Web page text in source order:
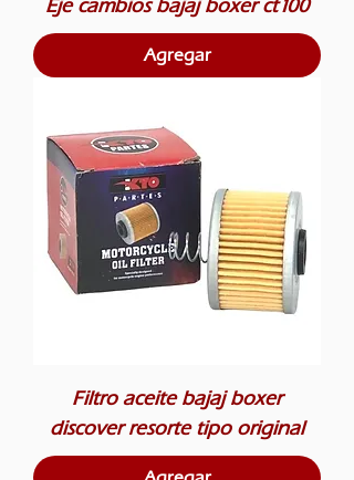
Eje cambios bajaj boxer ct100
Agregar
Filtro aceite bajaj boxer
discover resorte tipo original